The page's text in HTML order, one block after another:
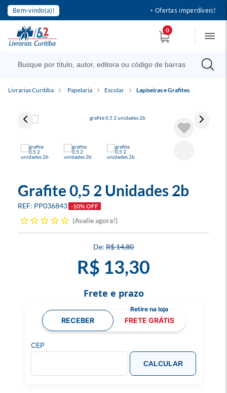
Bem-vindo(a)! • Ofertas imperdíveis!
0
Livrarias Curitiba Papelaria Escolar Lapiseiras e Grafites
Grafite 0,5 2 Unidades 2b
PP036843 -10% OFF
Avalie agora!
R$ 14,80
R$ 13,30
Frete e prazo
RECEBER FRETE GRÁTIS
CEP
CALCULAR